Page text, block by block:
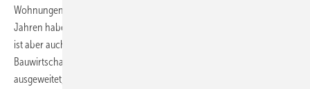
Wohnungen jährlich zu bauen, ist ambitioniert; denn in vergangenen
Jahren haben wir rund 300.000 Wohnungen jährlich gebaut. Richtig
ist aber auch, dass gegen Wohnungsnot nur neu Bauen hilft. Die
Bauwirtschaft hat ihre Kapazitäten in der Vergangenheit deutlich
ausgeweitet, sie wird das im Vertrauen auf die anstehenden